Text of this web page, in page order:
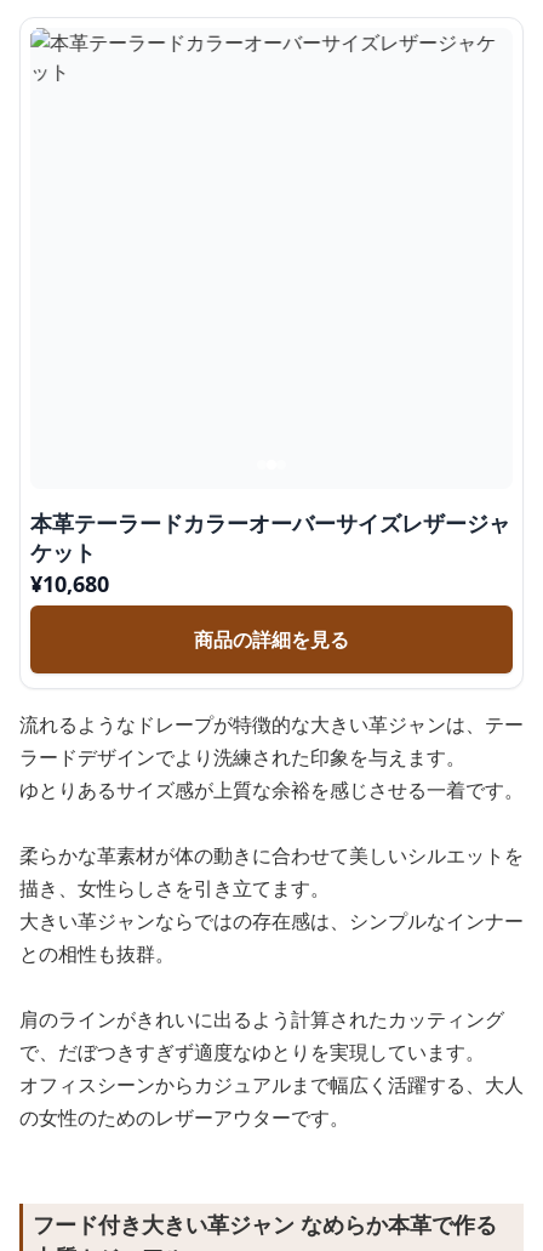
本革テーラードカラーオーバーサイズレザージャ
ケット
¥10,680
商品の詳細を見る
流れるようなドレープが特徴的な大きい革ジャンは、テー
ラードデザインでより洗練された印象を与えます。
ゆとりあるサイズ感が上質な余裕を感じさせる一着です。
柔らかな革素材が体の動きに合わせて美しいシルエットを
描き、女性らしさを引き立てます。
大きい革ジャンならではの存在感は、シンプルなインナー
との相性も抜群。
肩のラインがきれいに出るよう計算されたカッティング
で、だぼつきすぎず適度なゆとりを実現しています。
オフィスシーンからカジュアルまで幅広く活躍する、大人
の女性のためのレザーアウターです。
フード付き大きい革ジャン なめらか本革で作る